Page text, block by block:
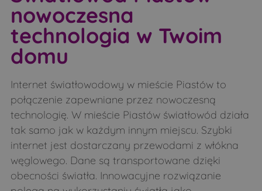
Malesze
Mień
Mierzwin Duży
Mierzynówka
Mieszuki
Mikulicze
Miodusy-Dworaki
Miodusy-Inochy
Miodusy-Pokrzywne
Moczydły-Dubiny
Moczydły-Kukiełki
Moczydły-Pszczółki
Morze
Nowe Bagieńskie
Nowoberezowo
Obniże
Obniże
Oleksin
nowoczesna
technologia w Twoim
domu
Internet światłowodowy w mieście Piastów to
połączenie zapewniane przez nowoczesną
technologię. W mieście Piastów światłowód działa
tak samo jak w każdym innym miejscu. Szybki
internet jest dostarczany przewodami z włókna
węglowego. Dane są transportowane dzięki
obecności światła. Innowacyjne rozwiązanie